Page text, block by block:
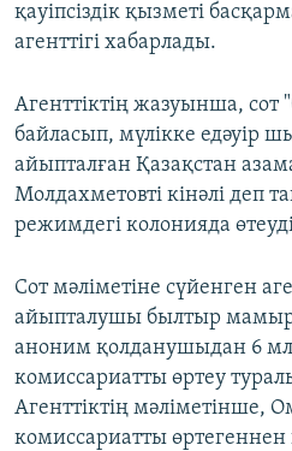
қауіпсіздік қызметі
агенттігі хабарлады.
Агенттіктің жазуынша, сот
байласып, мүлікке едәуір
айыпталған Қазақстан
Молдахметовті кінәлі деп
режимдегі колонияда
Сот мәліметіне сүйенген
айыпталушы былтыр
аноним қолданушыдан 6
комиссариатты өртеу
Агенттіктің мәліметінше,
комиссариатты өртегеннен